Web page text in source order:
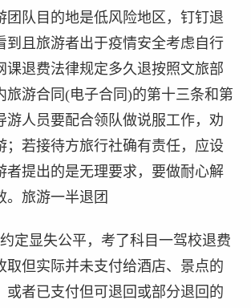
团队目的地是低风险地区，钉钉退
到且旅游者出于疫情安全考虑自行
课退费法律规定多久退按照文旅部
旅游合同(电子合同)的第十三条和第
游人员要配合领队做说服工作，劝
；若接待方旅行社确有责任，应设
者提出的是无理要求，要做耐心解
。旅游一半退团
约定显失公平，考了科目一驾校退费
取但实际并未支付给酒店、景点的
或者已支付但可退回或部分退回的